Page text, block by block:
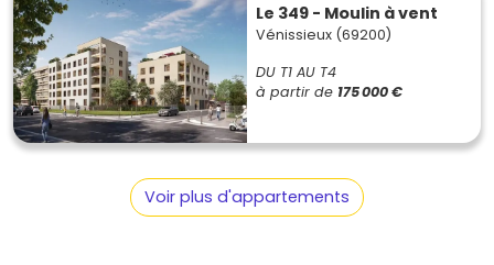
Prix moyen :entre 2 500 et 4 000 €/m².
Parilly
Ce quartier propose des biens neufs à des prix
accessibles. En plein développement, il séduit les primo-
accédants et les familles.
Prix moyen :environ 3 000 à 4 500 €/m².
Le 349 - Moulin à vent
Vénissieux (69200)
DU T1 AU T4
à partir de 175 000 €
Voir plus d'appartements